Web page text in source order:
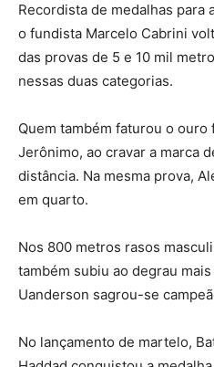
Recordista de medalhas para
o fundista Marcelo Cabrini
das provas de 5 e 10 mil
nessas duas categorias.
Quem também faturou o ouro
Jerônimo, ao cravar a marca
distância. Na mesma prova,
em quarto.
Nos 800 metros rasos
também subiu ao degrau
Uanderson sagrou-se
No lançamento de martelo,